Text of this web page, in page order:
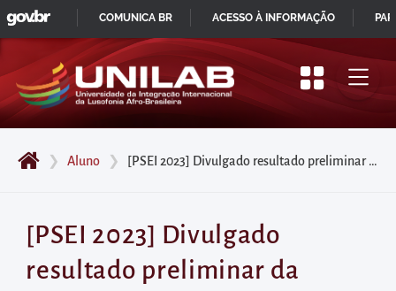
Pular
para
início
do
principal
Acessar
diretamente
❯ Aluno ❯ [PSEI 2023] Divulgado resultado preliminar da avaliação de históricos escolares do Ensino Secundário, etapa intermediária (Edital nº 04/2023)
[PSEI 2023] Divulgado
resultado preliminar da
IR
PARA
CONTEÚDO
GOVBR
COMUNICA BR ACESSO À INFORMAÇÃO